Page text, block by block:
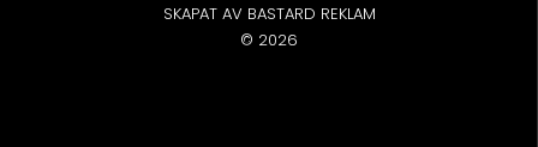
SKAPAT AV BASTARD REKLAM
© 2026